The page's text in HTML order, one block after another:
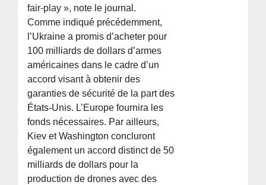
fair-play », note le journal.
Comme indiqué précédemment,
l’Ukraine a promis d’acheter pour
100 milliards de dollars d’armes
américaines dans le cadre d’un
accord visant à obtenir des
garanties de sécurité de la part des
États-Unis. L’Europe fournira les
fonds nécessaires. Par ailleurs,
Kiev et Washington concluront
également un accord distinct de 50
milliards de dollars pour la
production de drones avec des